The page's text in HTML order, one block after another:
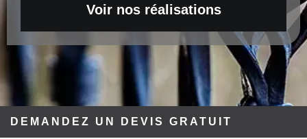
Voir nos réalisations
DEMANDEZ UN DEVIS GRATUIT